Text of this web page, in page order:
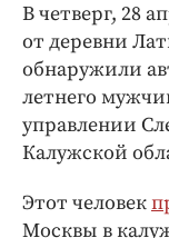
В четверг, 28
от деревни
обнаружили
летнего
управлении
Калужской
Этот человек
Москвы в